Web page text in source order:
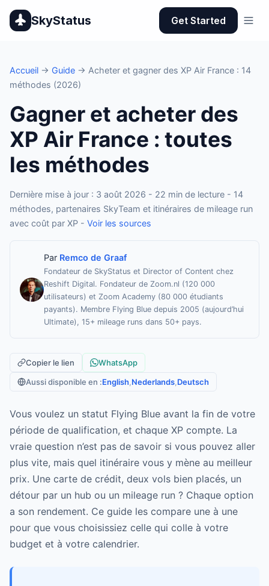
SkyStatus Get Started
Accueil → Guide → Acheter et gagner des XP Air France : 14
méthodes (2026)
Gagner et acheter des
XP Air France : toutes
les méthodes
Dernière mise à jour : 3 août 2026 - 22 min de lecture - 14
méthodes, partenaires SkyTeam et itinéraires de mileage run
avec coût par XP - Voir les sources
Par Remco de Graaf
Fondateur de SkyStatus et Director of Content chez
Reshift Digital. Fondateur de Zoom.nl (120 000
utilisateurs) et Zoom Academy (80 000 étudiants
payants). Membre Flying Blue depuis 2005 (aujourd’hui
Ultimate), 15+ mileage runs dans 50+ pays.
Copier le lien
WhatsApp
Aussi disponible en :English Nederlands Deutsch
Vous voulez un statut Flying Blue avant la fin de votre
période de qualification, et chaque XP compte. La
vraie question n’est pas de savoir si vous pouvez aller
plus vite, mais quel itinéraire vous y mène au meilleur
prix. Une carte de crédit, deux vols bien placés, un
détour par un hub ou un mileage run ? Chaque option
a son rendement. Ce guide les compare une à une
pour que vous choisissiez celle qui colle à votre
budget et à votre calendrier.